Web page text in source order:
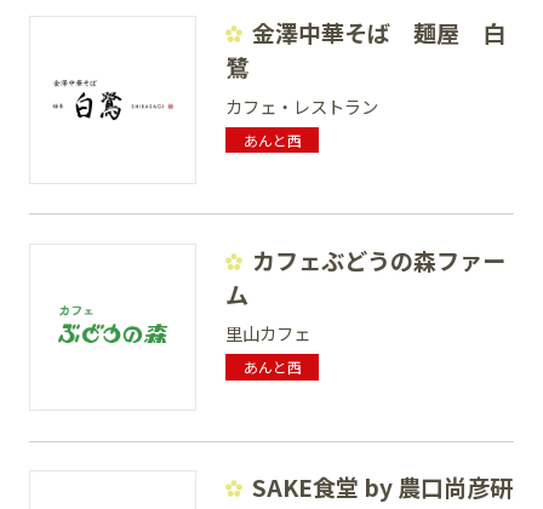
金澤中華そば 麺屋 白
鷺
カフェ・レストラン
あんと西
カフェぶどうの森ファー
ム
里山カフェ
あんと西
SAKE食堂 by 農口尚彦研